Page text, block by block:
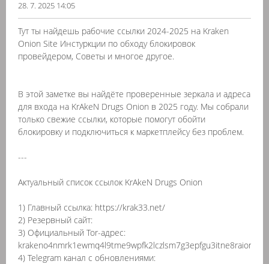
28. 7. 2025 14:05
Тут ты найдешь рабочие ссылки 2024-2025 на Kraken
Onion Site Инстуркции по обходу блокировок
провейдером, Советы и многое другое.
В этой заметке вы найдёте проверенные зеркала и адреса
для входа на KrAkeN Drugs Onion в 2025 году. Мы собрали
только свежие ссылки, которые помогут обойти
блокировку и подключиться к маркетплейсу без проблем.
---
Актуальный список ссылок KrAkeN Drugs Onion
1) Главный ссылка: https://krak33.net/
2) Резервный сайт:
3) Официальный Tor-адрес:
4) Telegram канал с обновлениями: